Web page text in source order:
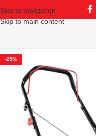
Skip to navigation
Skip to main content
-25%